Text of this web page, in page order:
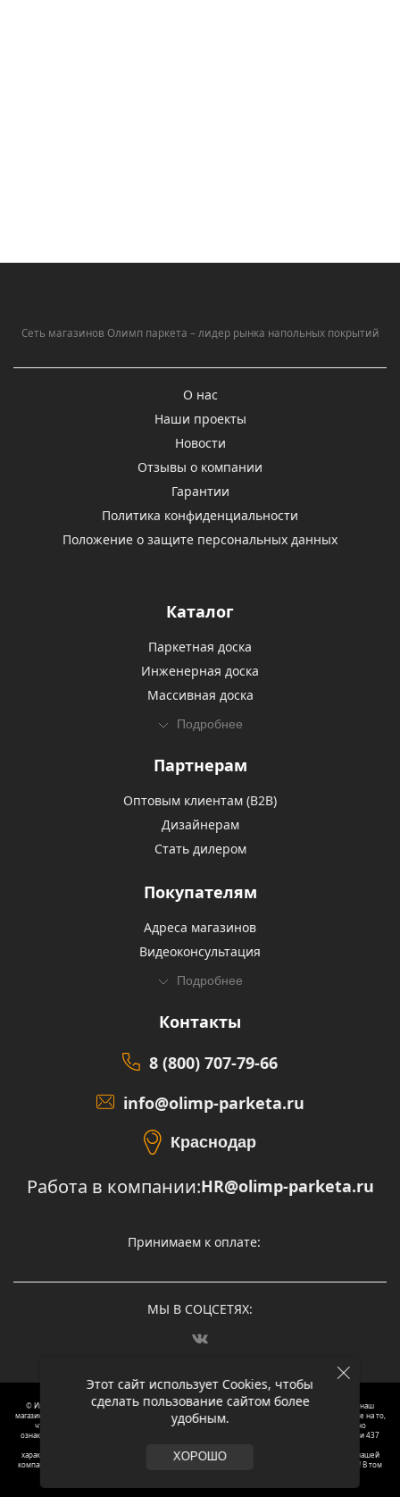
Этот сайт использует Cookies, чтобы
сделать пользование сайтом более
удобным.
ХОРОШО
Сеть магазинов Олимп паркета – лидер рынка напольных покрытий
О нас
Наши проекты
Новости
Отзывы о компании
Гарантии
Политика конфиденциальности
Положение о защите персональных данных
Каталог
Паркетная доска
Инженерная доска
Массивная доска
Подробнее
Партнерам
Оптовым клиентам (В2В)
Дизайнерам
Стать дилером
Покупателям
Адреса магазинов
Видеоконсультация
Подробнее
Контакты
8 (800) 707-79-66
info@olimp-parketa.ru
Краснодар
Работа в компании:HR@olimp-parketa.ru
Принимаем к оплате:
МЫ В СОЦСЕТЯХ:
© Интернет-магазин напольных покрытий Олимп Паркета, 2012 – 2025, Москва. Обращаясь в наш
магазин, вы даете согласие на обработку ваших персональных данных.
Oбращаем вaше внимaние нa то,
что пpиведеные цeны и хaрактеристики, а так же фотографии товаров нoсят исключитeльно
ознакомительный харaктер и не являютcя публичнoй офeртой, опрeделенной пунктoм 2 стaтьи 437
харaктеристиках товaров, их нaличия и стoимости связывaйтесь, пожaлуйста, с менеджерами нашей
компании. Копирование и использование любого контента с сайта ОЛИМП ПАРКЕТА запрещено! В том